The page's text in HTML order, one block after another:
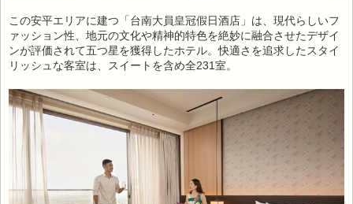
この安平エリアに建つ「台南大員皇冠假日酒店」は、現代らしいフ
ァッション性、地元の文化や精神的特色を絶妙に融合させたデザイ
ンが評価されて五つ星を獲得したホテル。快適さを追求したスタイ
リッシュな客室は、スイートを含め全231室。